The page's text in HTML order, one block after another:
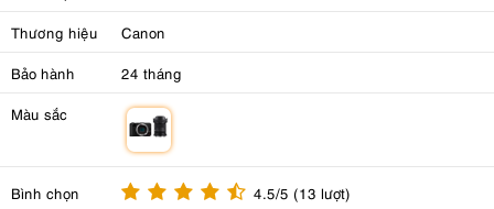
Thương hiệu Canon
Bảo hành 24 tháng
Màu sắc
Bình chọn 4.5/5 (13 lượt)